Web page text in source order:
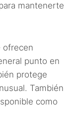
mantenerte
ofrecen
punto en
protege
También
como